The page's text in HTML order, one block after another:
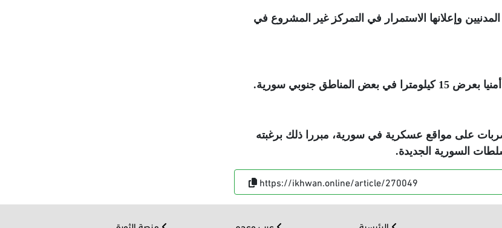
وإعلانها الاستمرار في التمركز غير المشروع في
.
على مواقع عسكرية في سورية، مبررا ذلك برغبته
السورية الجديدة.
https://ikhwan.online/article/270049